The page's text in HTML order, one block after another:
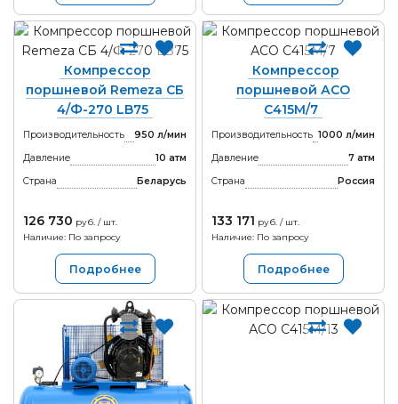
Компрессор
поршневой Remeza СБ
4/Ф-270 LB75
Производительность
950 л/мин
Давление
10 атм
Страна
Беларусь
126 730 руб. / шт.
Наличие: По запросу
Подробнее
Компрессор
поршневой АСО
С415М/7
Производительность 1000 л/мин
Давление
7 атм
Страна
Россия
133 171 руб. / шт.
Наличие: По запросу
Подробнее